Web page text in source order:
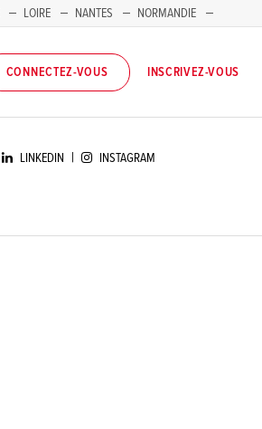
LOIRE NANTES
NORMANDIE
CONNECTEZ-VOUS INSCRIVEZ-VOUS
LINKEDIN | INSTAGRAM